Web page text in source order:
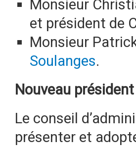
Monsieur
et président de
Monsieur
Soulanges.
Nouveau président
Le conseil
présenter et